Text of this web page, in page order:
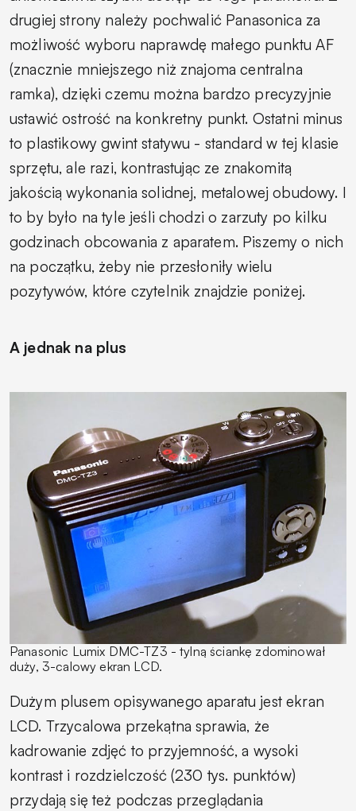
drugiej strony należy pochwalić Panasonica za
możliwość wyboru naprawdę małego punktu AF
(znacznie mniejszego niż znajoma centralna
ramka), dzięki czemu można bardzo precyzyjnie
ustawić ostrość na konkretny punkt. Ostatni minus
to plastikowy gwint statywu - standard w tej klasie
sprzętu, ale razi, kontrastując ze znakomitą
jakością wykonania solidnej, metalowej obudowy. I
to by było na tyle jeśli chodzi o zarzuty po kilku
godzinach obcowania z aparatem. Piszemy o nich
na początku, żeby nie przesłoniły wielu
pozytywów, które czytelnik znajdzie poniżej.
A jednak na plus
Panasonic Lumix DMC-TZ3 - tylną ściankę zdominował
duży, 3-calowy ekran LCD.
Dużym plusem opisywanego aparatu jest ekran
LCD. Trzycalowa przekątna sprawia, że
kadrowanie zdjęć to przyjemność, a wysoki
kontrast i rozdzielczość (230 tys. punktów)
przydają się też podczas przeglądania